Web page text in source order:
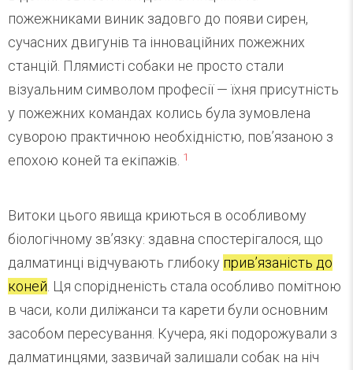
пожежниками виник задовго до появи сирен,
сучасних двигунів та інноваційних пожежних
станцій. Плямисті собаки не просто стали
візуальним символом професії — їхня присутність
у пожежних командах колись була зумовлена
суворою практичною необхідністю, пов’язаною з
епохою коней та екіпажів. 1
Витоки цього явища криються в особливому
біологічному зв’язку: здавна спостерігалося, що
далматинці відчувають глибоку прив’язаність до
коней. Ця спорідненість стала особливо помітною
в часи, коли диліжанси та карети були основним
засобом пересування. Кучера, які подорожували з
далматинцями, зазвичай залишали собак на ніч